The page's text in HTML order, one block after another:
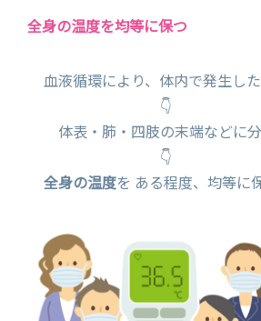
全身の温度を均等に保つ
血液循環により、体内で発生し
👇
体表・肺・四肢の末端などに
👇
全身の温度を ある程度、均等に